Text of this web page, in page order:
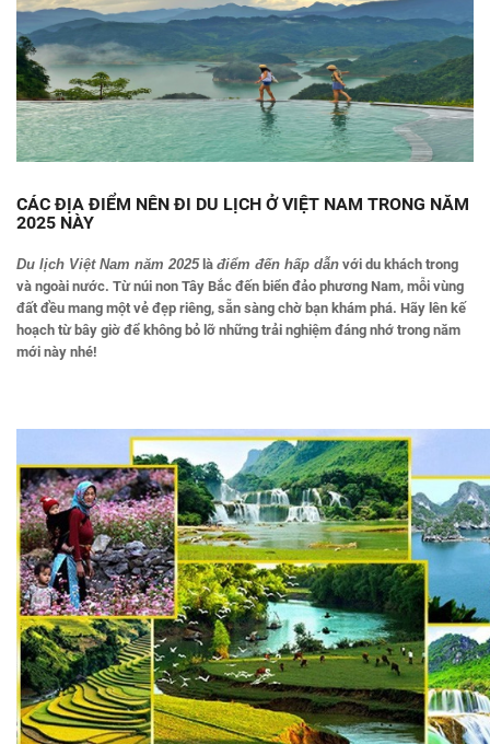
CÁC ĐỊA ĐIỂM NÊN ĐI DU LỊCH Ở VIỆT NAM TRONG NĂM
2025 NÀY
Du lịch Việt Nam năm 2025là điểm đến hấp dẫn với du khách trong
và ngoài nước. Từ núi non Tây Bắc đến biển đảo phương Nam, mỗi vùng
đất đều mang một vẻ đẹp riêng, sẵn sàng chờ bạn khám phá. Hãy lên kế
hoạch từ bây giờ để không bỏ lỡ những trải nghiệm đáng nhớ trong năm
mới này nhé!